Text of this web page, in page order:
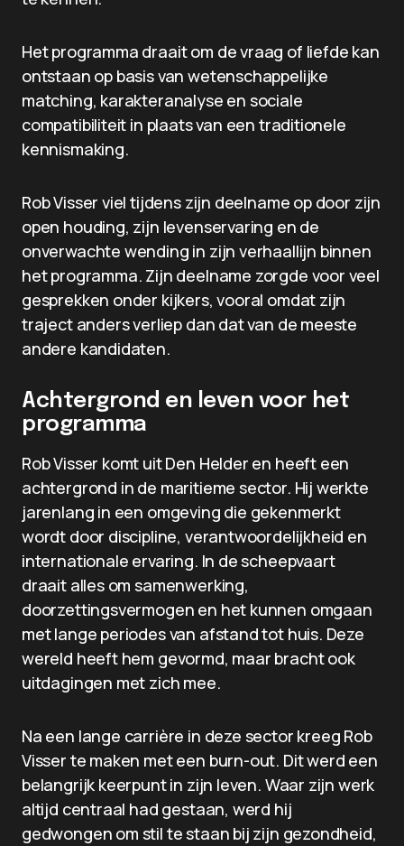
Het programma draait om de vraag of liefde kan
ontstaan op basis van wetenschappelijke
matching, karakteranalyse en sociale
compatibiliteit in plaats van een traditionele
kennismaking.
Rob Visser viel tijdens zijn deelname op door zijn
open houding, zijn levenservaring en de
onverwachte wending in zijn verhaallijn binnen
het programma. Zijn deelname zorgde voor veel
gesprekken onder kijkers, vooral omdat zijn
traject anders verliep dan dat van de meeste
andere kandidaten.
Achtergrond en leven voor het
programma
Rob Visser komt uit Den Helder en heeft een
achtergrond in de maritieme sector. Hij werkte
jarenlang in een omgeving die gekenmerkt
wordt door discipline, verantwoordelijkheid en
internationale ervaring. In de scheepvaart
draait alles om samenwerking,
doorzettingsvermogen en het kunnen omgaan
met lange periodes van afstand tot huis. Deze
wereld heeft hem gevormd, maar bracht ook
uitdagingen met zich mee.
Na een lange carrière in deze sector kreeg Rob
Visser te maken met een burn-out. Dit werd een
belangrijk keerpunt in zijn leven. Waar zijn werk
altijd centraal had gestaan, werd hij
gedwongen om stil te staan bij zijn gezondheid,